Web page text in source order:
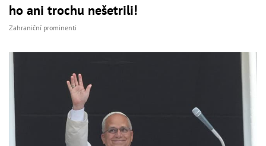
ho ani trochu nešetrili!
Zahraniční prominenti